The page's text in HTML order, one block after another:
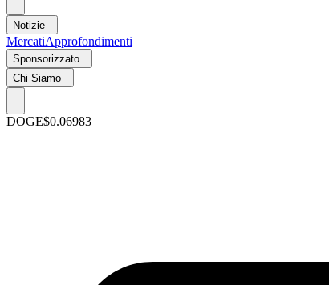
Notizie
MercatiApprofondimenti
Sponsorizzato
Chi Siamo
DOGE$0.06983